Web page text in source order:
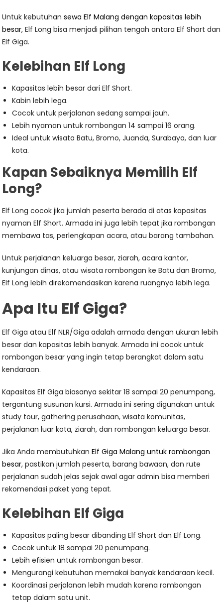
Untuk kebutuhansewa Elf Malang dengan kapasitas lebih
besar, Elf Long bisa menjadi pilihan tengah antara Elf Short dan
Elf Giga.
Kelebihan Elf Long
Kapasitas lebih besar dari Elf Short.
Kabin lebih lega.
Cocok untuk perjalanan sedang sampai jauh.
Lebih nyaman untuk rombongan 14 sampai 16 orang.
Ideal untuk wisata Batu, Bromo, Juanda, Surabaya, dan luar
kota.
Kapan Sebaiknya Memilih Elf
Long?
Elf Long cocok jika jumlah peserta berada di atas kapasitas
nyaman Elf Short. Armada ini juga lebih tepat jika rombongan
membawa tas, perlengkapan acara, atau barang tambahan.
Untuk perjalanan keluarga besar, ziarah, acara kantor,
kunjungan dinas, atau wisata rombongan ke Batu dan Bromo,
Elf Long lebih direkomendasikan karena ruangnya lebih lega.
Apa Itu Elf Giga?
Elf Giga atau Elf NLR/Giga adalah armada dengan ukuran lebih
besar dan kapasitas lebih banyak. Armada ini cocok untuk
rombongan besar yang ingin tetap berangkat dalam satu
kendaraan.
Kapasitas Elf Giga biasanya sekitar 18 sampai 20 penumpang,
tergantung susunan kursi. Armada ini sering digunakan untuk
study tour, gathering perusahaan, wisata komunitas,
perjalanan luar kota, ziarah, dan rombongan keluarga besar.
Jika Anda membutuhkanElf Giga Malang untuk rombongan
besar, pastikan jumlah peserta, barang bawaan, dan rute
perjalanan sudah jelas sejak awal agar admin bisa memberi
rekomendasi paket yang tepat.
Kelebihan Elf Giga
Kapasitas paling besar dibanding Elf Short dan Elf Long.
Cocok untuk 18 sampai 20 penumpang.
Lebih efisien untuk rombongan besar.
Mengurangi kebutuhan memakai banyak kendaraan kecil.
Koordinasi perjalanan lebih mudah karena rombongan
tetap dalam satu unit.